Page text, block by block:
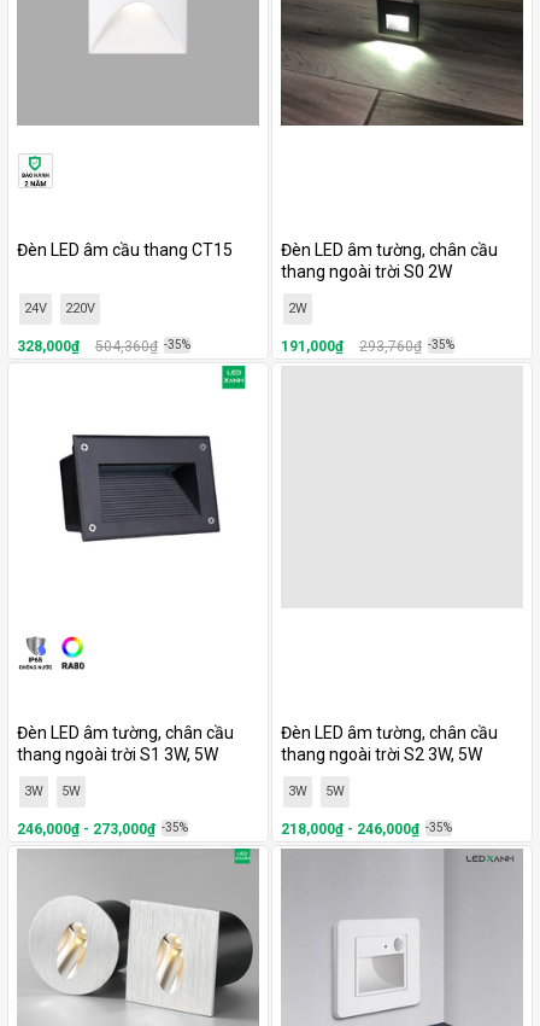
Đèn LED âm cầu thang CT15
24V 220V
328,000₫ 504,360₫ -35%
Đèn LED âm tường, chân cầu
thang ngoài trời S0 2W
2W
191,000₫ 293,760₫ -35%
Đèn LED âm tường, chân cầu
thang ngoài trời S1 3W, 5W
3W 5W
246,000₫ - 273,000₫ -35%
Đèn LED âm tường, chân cầu
thang ngoài trời S2 3W, 5W
3W 5W
218,000₫ - 246,000₫ -35%